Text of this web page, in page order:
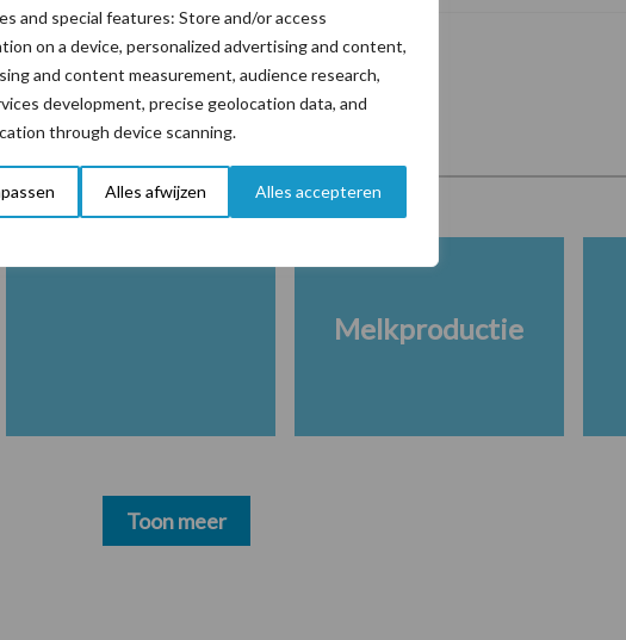
and special features: Store and/or access
on a device, personalized advertising and content,
and content measurement, audience research,
development, precise geolocation data, and
through device scanning.
Alles afwijzen Alles accepteren
Veevoer Wet en regelgeving
Melkproductie
Toon meer